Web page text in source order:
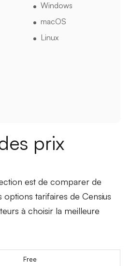
Windows
macOS
Linux
prix
est de comparer de
tarifaires de Censius
à choisir la meilleure
Free